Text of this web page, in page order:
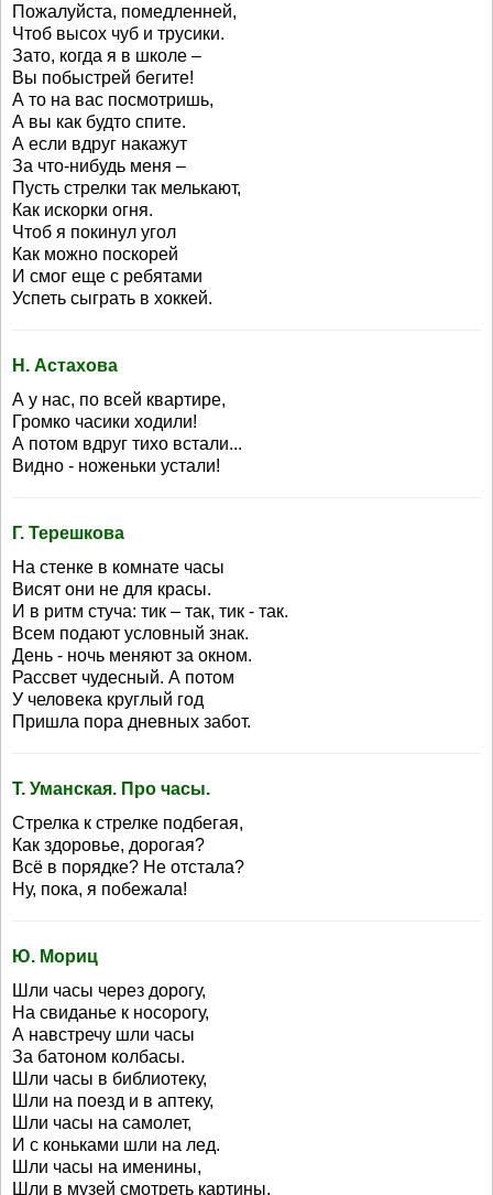
Пожалуйста, помедленней,
Чтоб высох чуб и трусики.
Зато, когда я в школе –
Вы побыстрей бегите!
А то на вас посмотришь,
А вы как будто спите.
А если вдруг накажут
За что-нибудь меня –
Пусть стрелки так мелькают,
Как искорки огня.
Чтоб я покинул угол
Как можно поскорей
И смог еще с ребятами
Успеть сыграть в хоккей.
Н. Астахова
А у нас, по всей квартире,
Громко часики ходили!
А потом вдруг тихо встали...
Видно - ноженьки устали!
Г. Терешкова
На стенке в комнате часы
Висят они не для красы.
И в ритм стуча: тик – так, тик - так.
Всем подают условный знак.
День - ночь меняют за окном.
Рассвет чудесный. А потом
У человека круглый год
Пришла пора дневных забот.
Т. Уманская. Про часы.
Стрелка к стрелке подбегая,
Как здоровье, дорогая?
Всё в порядке? Не отстала?
Ну, пока, я побежала!
Ю. Мориц
Шли часы через дорогу,
На свиданье к носорогу,
А навстречу шли часы
За батоном колбасы.
Шли часы в библиотеку,
Шли на поезд и в аптеку,
Шли часы на самолет,
И с коньками шли на лед.
Шли часы на именины,
Шли в музей смотреть картины,